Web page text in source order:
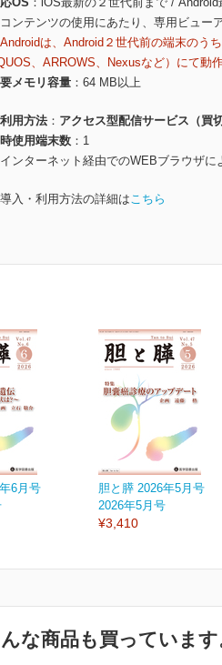
ンテンツの使用にあたり、専用ビュー
は、Android２世代前の端末のう
、ARROWS、Nexusなど）にて動
メモリ容量
64 MB以上
用方法
アクセス型配信サービス（買切
使用端末数
1
ンターネット経由でのWEBブラウザに
入・利用方法の詳細はこちら
6月号
胆と膵 2026年5月号
2026年5月号
¥3,410
な商品も買っています